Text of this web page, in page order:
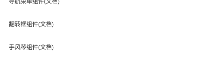
翻转框组件(文档)
手风琴组件(文档)